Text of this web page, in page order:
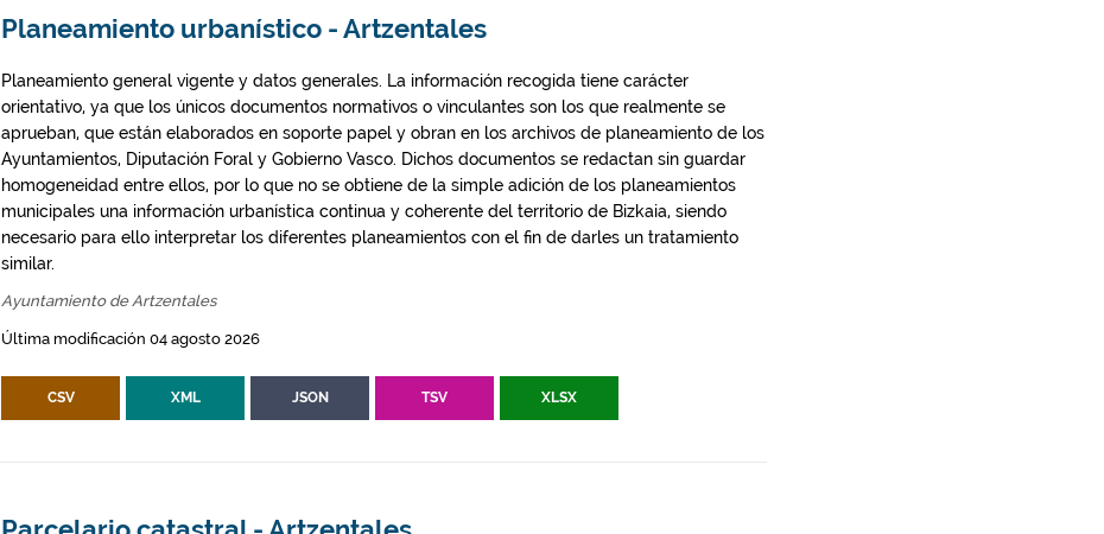
Planeamiento urbanístico - Artzentales
Planeamiento general vigente y datos generales. La información recogida tiene carácter
orientativo, ya que los únicos documentos normativos o vinculantes son los que realmente se
aprueban, que están elaborados en soporte papel y obran en los archivos de planeamiento de los
Ayuntamientos, Diputación Foral y Gobierno Vasco. Dichos documentos se redactan sin guardar
homogeneidad entre ellos, por lo que no se obtiene de la simple adición de los planeamientos
municipales una información urbanística continua y coherente del territorio de Bizkaia, siendo
necesario para ello interpretar los diferentes planeamientos con el fin de darles un tratamiento
similar.
Ayuntamiento de Artzentales
Última modificación 04 agosto 2026
CSV XML JSON TSV XLSX